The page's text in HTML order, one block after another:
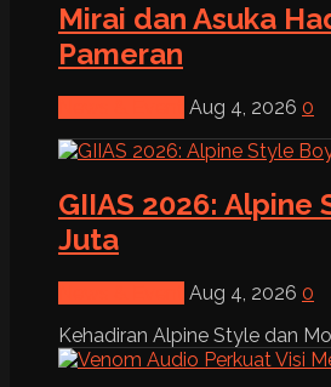
Mirai dan Asuka
Pameran
Aug 4, 2026 0
GIIAS 2026:
Juta
Aug 4, 2026 0
Kehadiran Alpine Style dan